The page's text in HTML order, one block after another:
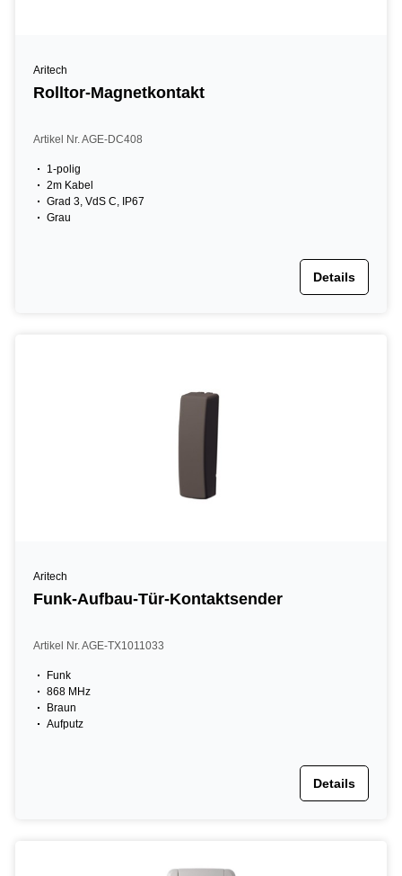
Aritech
Rolltor-Magnetkontakt
Artikel Nr. AGE-DC408
1-polig
2m Kabel
Grad 3, VdS C, IP67
Grau
Details
Aritech
Funk-Aufbau-Tür-Kontaktsender
Artikel Nr. AGE-TX1011033
Funk
868 MHz
Braun
Aufputz
Details